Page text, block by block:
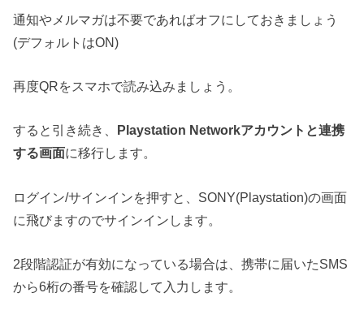
通知やメルマガは不要であればオフにしておきましょう
(デフォルトはON)
再度QRをスマホで読み込みましょう。
すると引き続き、 Playstation Networkアカウントと連携
する画面に移行します。
ログイン/サインインを押すと、SONY(Playstation)の画面
に飛びますのでサインインします。
2段階認証が有効になっている場合は、携帯に届いたSMS
から6桁の番号を確認して入力します。